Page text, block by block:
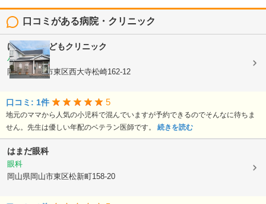
口コミがある病院・クリニック
けしご山こどもクリニック
小児科
岡山県岡山市東区西大寺松崎162-12
口コミ: 1件 5
地元のママから人気の小児科で混んでいますが予約できるのでそんなに待ちま
せん。先生は優しい年配のベテラン医師です。 続きを読む
はまだ眼科
眼科
岡山県岡山市東区松新町158-20